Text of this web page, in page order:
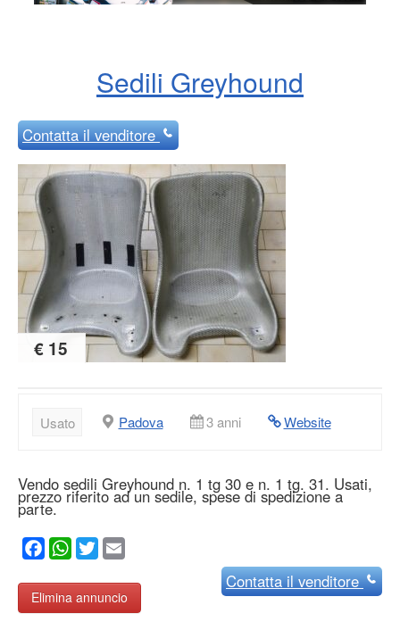
Sedili Greyhound
Contattail venditore
€ 15
Usato Padova 3 anni Website
Vendo sedili Greyhound n. 1 tg 30 e n. 1 tg. 31. Usati,
prezzo riferito ad un sedile, spese di spedizione a
parte.
Facebook
WhatsApp
Twitter
Elimina annuncio
Contattail venditore